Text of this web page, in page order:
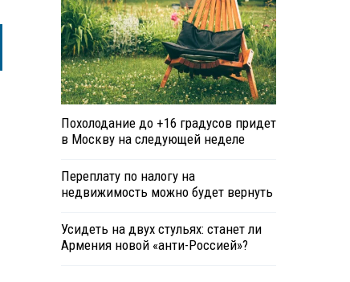
Похолодание до +16 градусов придет
в Москву на следующей неделе
Переплату по налогу на
недвижимость можно будет вернуть
Усидеть на двух стульях: станет ли
Армения новой «анти-Россией»?